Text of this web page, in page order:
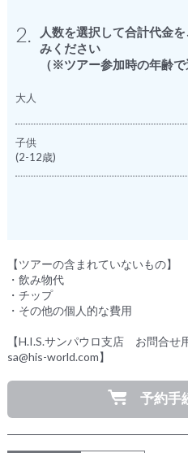
2.
人数を選択して合計代金
みください
（※ツアー参加時の年齢で
大人
子供
(2-12歳)
【ツアーの含まれていないもの】
・飲み物代
・チップ
・その他の個人的な費用
【H.I.S.サンパウロ支店 お問合せ
sa@his-world.com】
予約手